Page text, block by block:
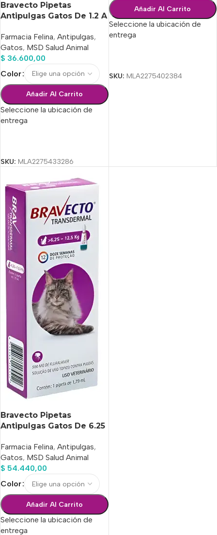
Bravecto Pipetas
Antipulgas Gatos De 1.2 A
Farmacia Felina, Antipulgas,
Gatos, MSD Salud Animal
$ 36.600,00
Color
Añadir Al Carrito
Seleccione la ubicación de
entrega
SKU: MLA2275433286
Añadir Al Carrito
Seleccione la ubicación de
entrega
SKU: MLA2275402384
Bravecto Pipetas
Antipulgas Gatos De 6.25
Farmacia Felina, Antipulgas,
Gatos, MSD Salud Animal
$ 54.440,00
Color
Añadir Al Carrito
Seleccione la ubicación de
entrega